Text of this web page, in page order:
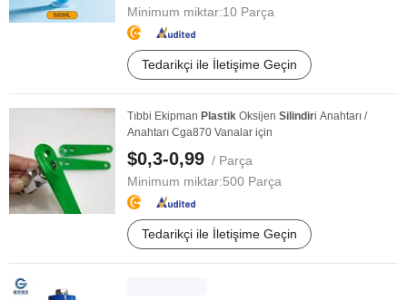
Minimum miktar:10 Parça
Tedarikçi ile İletişime Geçin
Tıbbi Ekipman Plastik Oksijen Silindiri Anahtarı /
Anahtarı Cga870 Vanalar için
$0,3-0,99 / Parça
Minimum miktar:500 Parça
Tedarikçi ile İletişime Geçin